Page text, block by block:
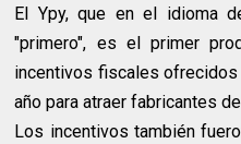
El Ypy, que en el idioma
"primero", es el primer
incentivos fiscales
año para atraer fabricantes
Los incentivos también